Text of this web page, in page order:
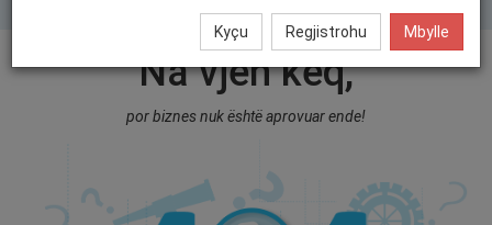
Na vjen keq,
por biznes nuk është aprovuar ende!
Kyçu Regjistrohu Mbylle